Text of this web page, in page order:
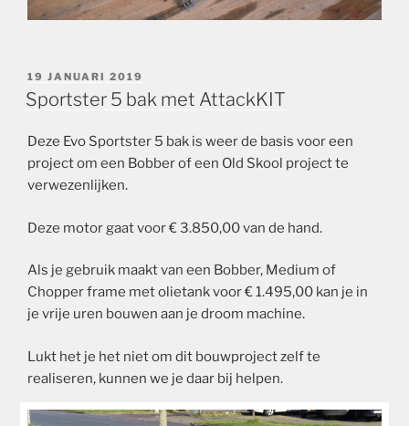
GEPLAATST
OP
19 JANUARI 2019
Sportster 5 bak met AttackKIT
Deze Evo Sportster 5 bak is weer de basis voor een
project om een Bobber of een Old Skool project te
verwezenlijken.
Deze motor gaat voor € 3.850,00 van de hand.
Als je gebruik maakt van een Bobber, Medium of
Chopper frame met olietank voor € 1.495,00 kan je in
je vrije uren bouwen aan je droom machine.
Lukt het je het niet om dit bouwproject zelf te
realiseren, kunnen we je daar bij helpen.